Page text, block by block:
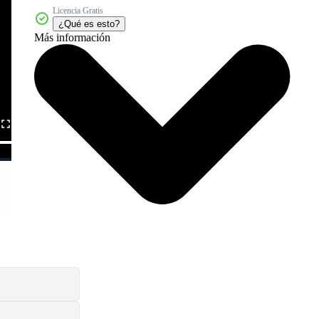
Licencia Gratis
¿Qué es esto?
Más información